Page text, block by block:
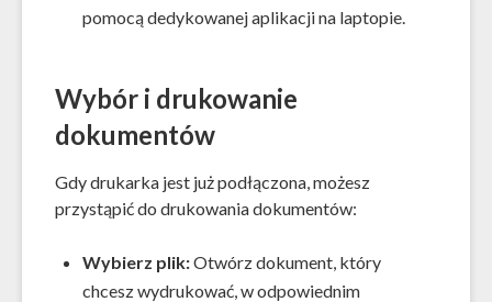
pomocą dedykowanej aplikacji na laptopie.
Wybór i drukowanie
dokumentów
Gdy drukarka jest już podłączona, możesz
przystąpić do drukowania dokumentów:
Wybierz plik:Otwórz dokument, który
chcesz wydrukować, w odpowiednim